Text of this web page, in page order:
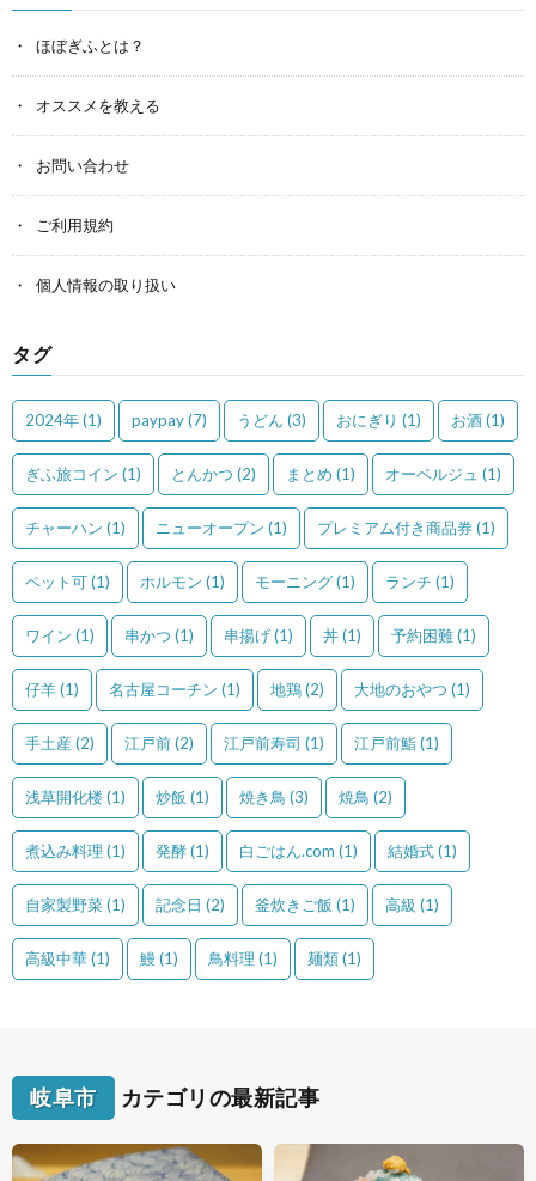
ほぼぎふとは？
オススメを教える
お問い合わせ
ご利用規約
個人情報の取り扱い
タグ
2024年(1) paypay(7) うどん (3) おにぎり (1) お酒(1)
ぎふ旅コイン (1) とんかつ (2) まとめ (1) オーベルジュ (1)
チャーハン (1) ニューオープン (1) プレミアム付き商品券(1)
ペット可(1) ホルモン (1) モーニング(1) ランチ (1)
ワイン (1) 串かつ (1) 串揚げ(1) 丼(1) 予約困難(1)
仔羊(1) 名古屋コーチン (1) 地鶏(2) 大地のおやつ (1)
手土産 (2) 江戸前(2) 江戸前寿司 (1) 江戸前鮨(1)
浅草開化楼(1) 炒飯 (1) 焼き鳥 (3) 焼鳥 (2)
煮込み料理 (1) 発酵(1) 白ごはん.com (1) 結婚式(1)
自家製野菜(1) 記念日 (2) 釜炊きご飯 (1) 高級 (1)
高級中華(1) 鰻(1) 鳥料理 (1) 麺類(1)
岐阜市 カテゴリの最新記事